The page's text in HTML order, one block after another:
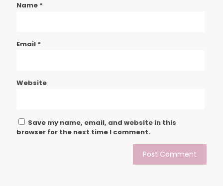
Name *
Email *
Website
Save my name, email, and website in this
browser for the next time I comment.